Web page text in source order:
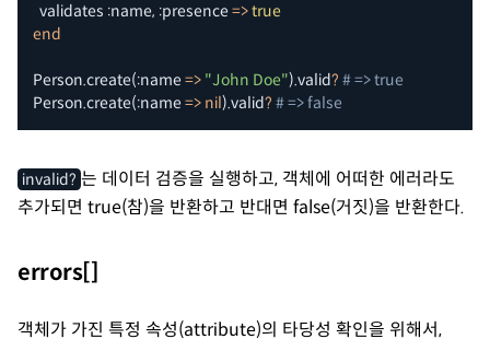
  validates
:name, :presence=>true
end
Person.create(:name=> "John Doe").valid? # => true
Person.create(:name=> nil).valid? # => false
invalid? 는 데이터 검증을 실행하고, 객체에 어떠한 에러라도
추가되면 true(참)을 반환하고 반대면 false(거짓)을 반환한다.
errors[]
객체가 가진 특정 속성(attribute)의 타당성 확인을 위해서,